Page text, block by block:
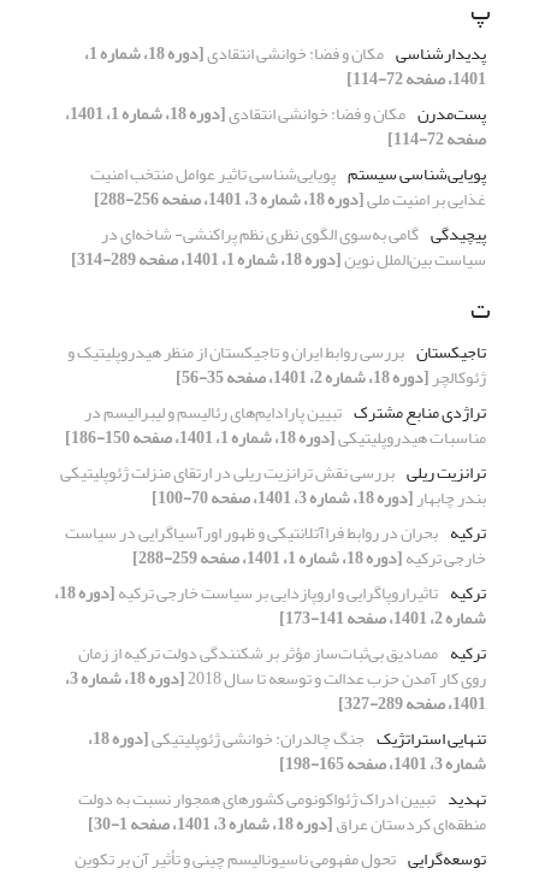
پ
پدیدارشناسی مکان و فضا: خوانشی انتقادی [دوره 18، شماره 1،
1401، صفحه 72-114]
پست‌مدرن مکان و فضا: خوانشی انتقادی [دوره 18، شماره 1، 1401،
صفحه 72-114]
پویایی‌شناسی سیستم پویایی‌شناسی تاثیر عوامل منتخب امنیت
غذایی بر امنیت ملی[دوره 18، شماره 3، 1401، صفحه 256-288]
پیچیدگی گامی به‌سوی الگوی نظری نظم پراکنشی- شاخه‌ای در
سیاست بین‌الملل نوین[دوره 18، شماره 1، 1401، صفحه 289-314]
ت
تاجیکستان بررسی روابط ایران و تاجیکستان از منظر هیدروپلیتیک و
ژئوکالچر[دوره 18، شماره 2، 1401، صفحه 35-56]
تراژدی‌ منابع مشترک تبیین پارادایم‌های‌‌‌ رئالیسم و لیبرالیسم در
مناسبات هیدروپلیتیکی[دوره 18، شماره 1، 1401، صفحه 150-186]
ترانزیت ریلی بررسی نقش ترانزیت ریلی در ارتقای منزلت ژئوپلیتیکی
بندر چابهار[دوره 18، شماره 3، 1401، صفحه 70-100]
ترکیه بحران در روابط فراآتلانتیکی و ظهور اورآسیاگرایی در سیاست
خارجی ترکیه[دوره 18، شماره 1، 1401، صفحه 259-288]
ترکیه تاثیراروپاگرایی و اروپازدایی بر سیاست خارجی ترکیه [دوره 18،
شماره 2، 1401، صفحه 141-173]
ترکیه مصادیق بی‌ثبات‌ساز مؤثر بر شکنندگی دولت ترکیه از زمان
روی کار آمدن حزب عدالت و توسعه تا سال 2018 [دوره 18، شماره 3،
1401، صفحه 289-327]
تنهایی استراتژیک جنگ چالدران: خوانشی ژئوپلیتیکی [دوره 18،
شماره 3، 1401، صفحه 165-198]
تهدید تبیین ادراک ژئواکونومی کشورهای همجوار نسبت به دولت
منطقه‌ای کردستان عراق[دوره 18، شماره 3، 1401، صفحه 1-30]
توسعه‌‌‌‌گرایی تحول مفهومی ناسیونالیسم چینی و تأثیر آن بر تکوین